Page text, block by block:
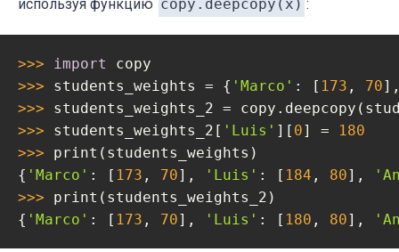
используя функцию copy.deepcopy(x) :
>>> import
>>> students_weights = { 'Marco' : [ 173 , 70
>>>
>>> students_weights_2[ 'Luis' ][ 0] =
180
>>> print(students_weights)
{ 'Marco' : [ 173 , 70], 'Luis' : [ 184 , 80],
>>> print(students_weights_2)
{ 'Marco' : [ 173 , 70], 'Luis' : [ 180 , 80],